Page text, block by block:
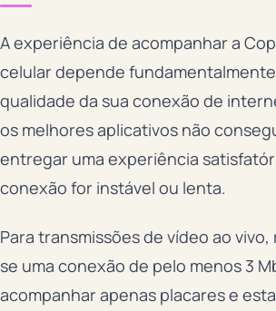
A experiência de acompanhar a
celular depende
qualidade da sua conexão de
os melhores aplicativos não
entregar uma experiência
conexão for instável ou lenta.
Para transmissões de vídeo ao
se uma conexão de pelo menos 3
acompanhar apenas placares e